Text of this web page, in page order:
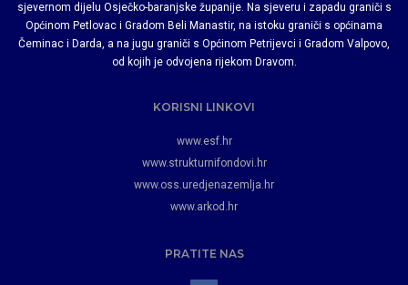
sjevernom dijelu Osječko-baranjske županije. Na sjeveru i zapadu graniči s
Općinom Petlovac i Gradom Beli Manastir, na istoku graniči s općinama
Čeminac i Darda, a na jugu graniči s Općinom Petrijevci i Gradom Valpovo,
od kojih je odvojena rijekom Dravom.
KORISNI LINKOVI
www.esf.hr
www.strukturnifondovi.hr
www.oss.uredjenazemlja.hr
www.arkod.hr
PRATITE NAS